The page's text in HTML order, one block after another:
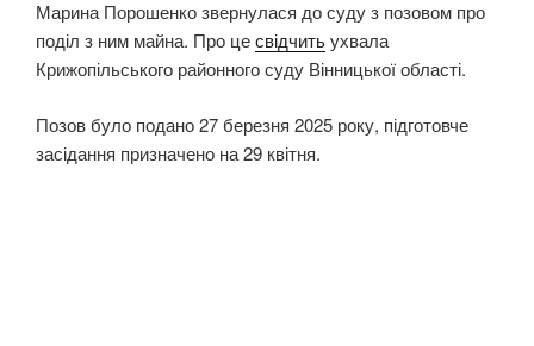
Марина Порошенко звернулася до суду з позовом про
поділ з ним майна. Про цесвідчитьухвала
Крижопільського районного суду Вінницької області.
Позов було подано 27 березня 2025 року, підготовче
засідання призначено на 29 квітня.